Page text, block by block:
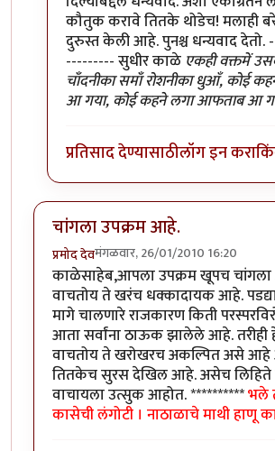
कौतुक करावे तितके थोडेच! मलाही
दुरुस्त केली आहे. पुनश्च धन्यवाद
--------- सुधीर काळे एकही वक्तमें
चाँदनीका समाँ रोशनीका धुआँ, कोई
आ गया, कोई कहने लगा आफताब आ
प्रतिसाद देण्यासाठीलॉग इन करा
चांगला उपक्रम आहे.
प्रमोद देवमंगळवार, 26/01/2010 16:20
काळेसाहेब,आपला उपक्रम खूपच
वाचतोय ते खरंच धक्कादायक आहे.
मागे चालणारे राजकारण किती
आता सर्वांना ठाऊक झालेले आहे. तरीही
वाचतोय ते खरोखरच अकल्पित असे
तितकेच सुरस देखिल आहे. असेच लिहिते
वाचायला उत्सुक आहोत. **********भले
कासेची लंगोटी । नाठाळाचे माथी हाणू